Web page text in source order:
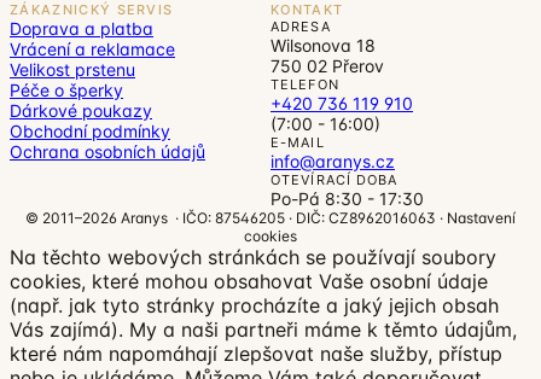
ZÁKAZNICKÝ SERVIS
Doprava a platba
Vrácení a reklamace
Velikost prstenu
Péče o šperky
Dárkové poukazy
Obchodní podmínky
Ochrana osobních údajů
KONTAKT
ADRESA
Wilsonova 18
750 02 Přerov
TELEFON
+420 736 119 910
(7:00 - 16:00)
E-MAIL
info@aranys.cz
OTEVÍRACÍ DOBA
Po-Pá 8:30 - 17:30
© 2011–2026 Aranys · IČO: 87546205 · DIČ: CZ8962016063 · Nastavení
cookies
Na těchto webových stránkách se používají soubory
cookies, které mohou obsahovat Vaše osobní údaje
(např. jak tyto stránky procházíte a jaký jejich obsah
Vás zajímá). My a naši partneři máme k těmto údajům,
které nám napomáhají zlepšovat naše služby, přístup